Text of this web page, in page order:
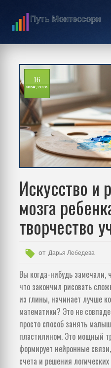
16
июн, 2026
Искусство и
мозга
творчество
от Дарья Лебедева
Вы когда-нибудь замечали,
что закончил рисовать
из глины, начинает лучше
математики? Это не
просто способ занять
пластилином. Это мощный
формирует нейронные
счета и решения